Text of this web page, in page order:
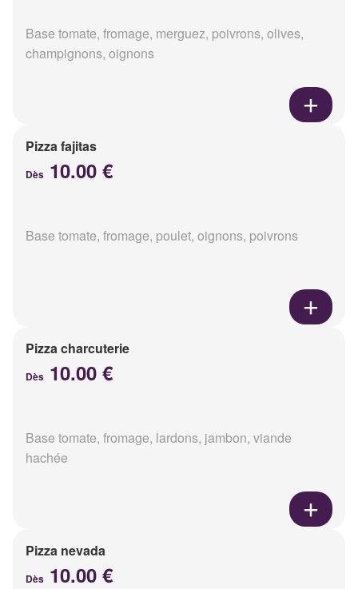
Base tomate, fromage, merguez, poivrons, olives,
champignons, oignons
Pizza fajitas
Dès 10.00 €
Base tomate, fromage, poulet, oignons, poivrons
Pizza charcuterie
Dès 10.00 €
Base tomate, fromage, lardons, jambon, viande
hachée
Pizza nevada
Dès 10.00 €